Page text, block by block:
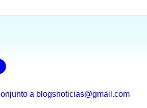
a blogsnoticias@gmail.com